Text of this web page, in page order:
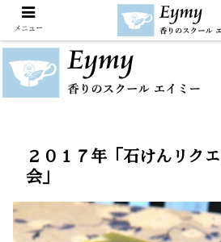
２０１７年「石けんリク
会」
メニュー